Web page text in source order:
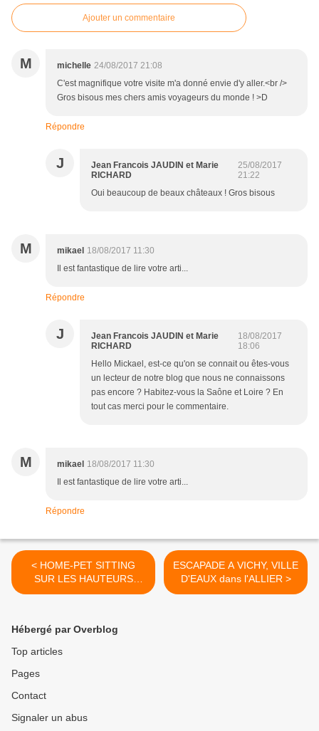
Ajouter un commentaire
M michelle 24/08/2017 21:08
C'est magnifique votre visite m'a donné envie d'y aller.<br />
Gros bisous mes chers amis voyageurs du monde ! >D
Répondre
J
Jean Francois JAUDIN et Marie
RICHARD
25/08/2017
21:22
Oui beaucoup de beaux châteaux ! Gros bisous
M mikael 18/08/2017 11:30
Il est fantastique de lire votre arti...
Répondre
J
Jean Francois JAUDIN et Marie
RICHARD
18/08/2017
18:06
Hello Mickael, est-ce qu'on se connait ou êtes-vous
un lecteur de notre blog que nous ne connaissons
pas encore ? Habitez-vous la Saône et Loire ? En
tout cas merci pour le commentaire.
M mikael 18/08/2017 11:30
Il est fantastique de lire votre arti...
Répondre
< HOME-PET SITTING
SUR LES HAUTEURS
D'ANNECY
ESCAPADE A VICHY, VILLE
D'EAUX dans l'ALLIER >
Hébergé par Overblog
Top articles
Pages
Contact
Signaler un abus